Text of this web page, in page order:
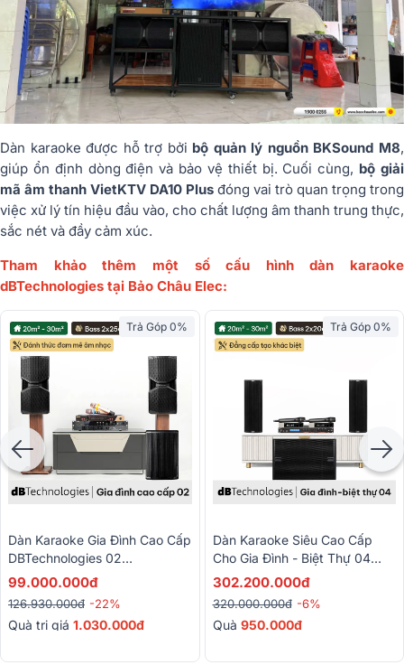
Dàn karaoke được hỗ trợ bởi bộ quản lý nguồn BKSound M8,
giúp ổn định dòng điện và bảo vệ thiết bị. Cuối cùng, bộ giải
mã âm thanh VietKTV DA10 Plus đóng vai trò quan trọng trong
việc xử lý tín hiệu đầu vào, cho chất lượng âm thanh trung thực,
sắc nét và đầy cảm xúc.
Tham khảo thêm một số cấu hình dàn karaoke
dBTechnologies tại Bảo Châu Elec:
Trả Góp 0%
Dàn Karaoke Gia Đình Cao Cấp
DBTechnologies 02
(dBTechnologies Opera Reevo
U600, BKSound M8)
99.000.000đ
126.930.000đ -22%
Quà trị giá 1.030.000đ
Trả Góp 0%
Dàn Karaoke Siêu Cao Cấp
Cho Gia Đình - Biệt Thự 04
(dBTechnologies Ingenia IG2T,
302.200.000đ
320.000.000đ -6%
Quà 950.000đ